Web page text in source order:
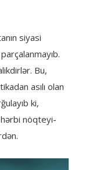
siyasi
Bu,
asılı olan
ki,
hərbi nöqteyi-